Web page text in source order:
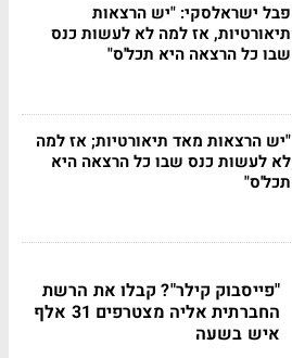
פבל ישראלסקי: "יש הרצאות
תיאורטיות, אז למה לא לעשות כנס
שבו כל הרצאה היא תכל'ס"
"יש הרצאות מאד תיאורטיות; אז למה
לא לעשות כנס שבו כל הרצאה היא
תכל'ס"
"פייסבוק קילר"? קבלו את הרשת
החברתית אליה מצטרפים 31 אלף
איש בשעה